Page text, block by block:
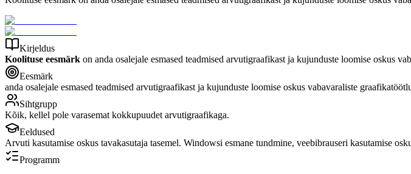
Kirjeldus
Koolituse eesmärk on anda osalejale esmased teadmised arvutigraafikast ja kujunduste loomise oskus
Eesmärk
anda osalejale esmased teadmised arvutigraafikast ja kujunduste loomise oskus vabavaraliste
Sihtgrupp
Kõik, kellel pole varasemat kokkupuudet arvutigraafikaga.
Eeldused
Arvuti kasutamise oskus tavakasutaja tasemel. Windowsi esmane tundmine, veebibrauseri kasutamise
Programm